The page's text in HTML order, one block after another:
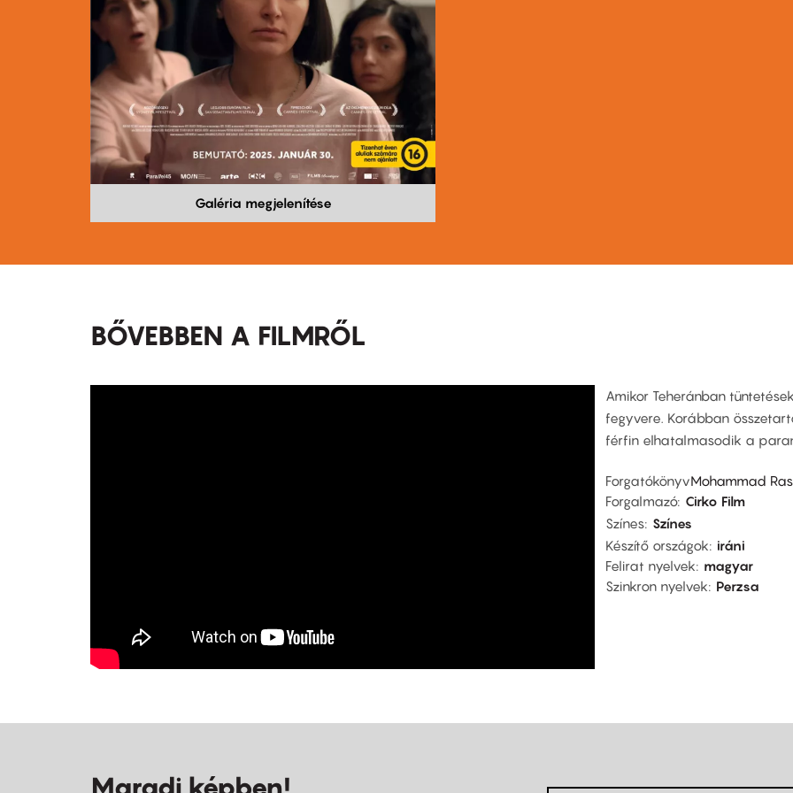
Galéria megjelenítése
BŐVEBBEN A FILMRŐL
Amikor Teheránban
fegyvere. Korábban
férfin elhatalmasodik a
ForgatókönyvMohammad
Forgalmazó Cirko Film
Színes Színes
Készítő országok
iráni
Felirat nyelvek
magyar
Szinkron nyelvek
Perzsa
Maradj képben!